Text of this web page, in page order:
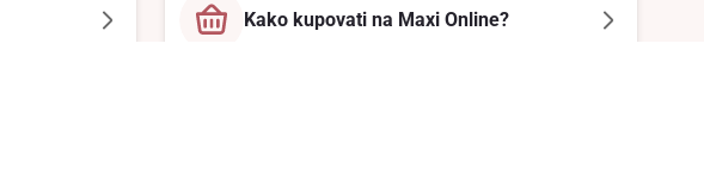
Kako kupovati na Maxi Online?